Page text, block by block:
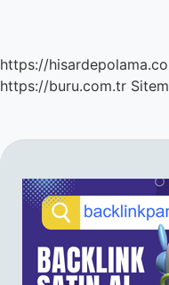
https://
https://buru.com.tr